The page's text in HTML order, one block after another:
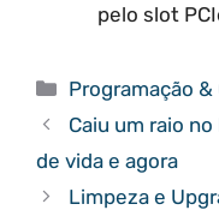
pelo slot
Categorias
Programação &
Caiu um raio
de vida e agora
Limpeza e